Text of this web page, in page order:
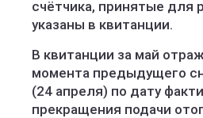
счётчика, принятые для
указаны в квитанции.
В квитанции за май
момента предыдущего
(24 апреля) по дату
прекращения подачи